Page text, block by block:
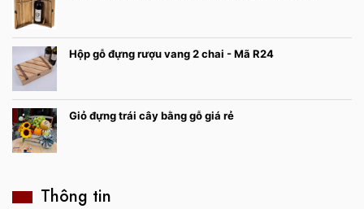
Hộp gỗ đựng rượu vang 2 chai - Mã R24
Giỏ đựng trái cây bằng gỗ giá rẻ
Thông tin